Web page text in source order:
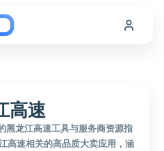
高速
黑龙江高速工具与服务商资源指
高速相关的高品质大卖应用，涵